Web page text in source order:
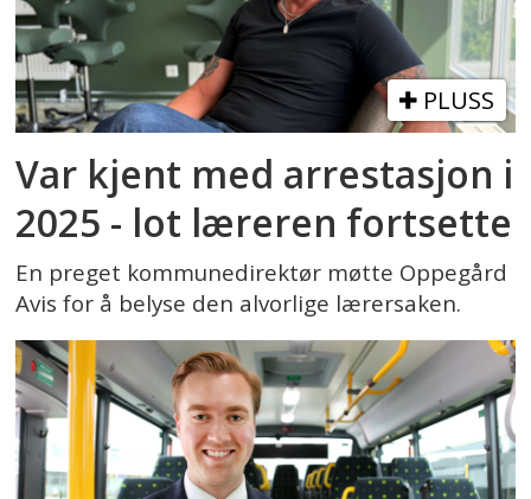
PLUSS
Var kjent med arrestasjon i
2025 - lot læreren fortsette
En preget kommunedirektør møtte Oppegård
Avis for å belyse den alvorlige lærersaken.